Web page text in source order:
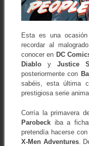
Esta es una
recordar al malogrado
conocer en DC
Diabloy Justice
posteriormente con
sabéis, esta última
prestigiosa serie
Corría la primavera
Parobeckiba a
pretendía hacerse
X-Men Adventures.